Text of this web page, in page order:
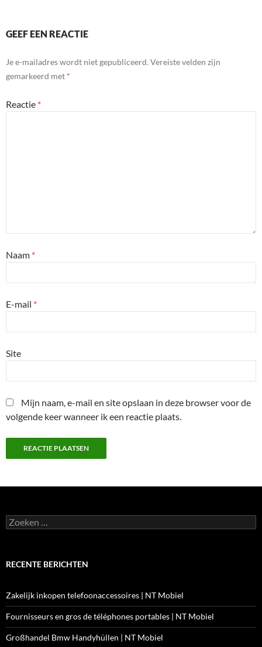
GEEF EEN REACTIE
Je e-mailadres wordt niet gepubliceerd. Vereiste velden zijn
gemarkeerd met *
Reactie *
Naam *
E-mail *
Site
Mijn naam, e-mail en site opslaan in deze browser voor de
volgende keer wanneer ik een reactie plaats.
Zoeken
naar:
RECENTE BERICHTEN
Zakelijk inkopen telefoonaccessoires | NT Mobiel
Fournisseurs en gros de téléphones portables | NT Mobiel
Großhandel Bmw Handyhüllen | NT Mobiel